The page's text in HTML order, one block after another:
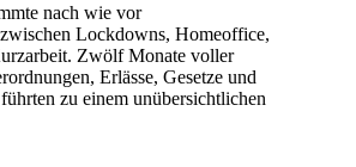
nach wie vor
Lockdowns, Homeoffice,
Zwölf Monate voller
Erlässe, Gesetze und
zu einem unübersichtlichen